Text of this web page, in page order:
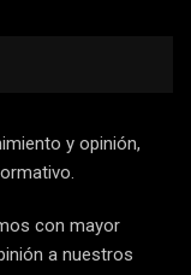
y opinión,
con mayor
a nuestros